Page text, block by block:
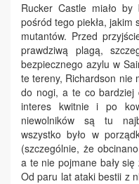
Rucker Castle miało
pośród tego piekła, jakim
mutantów. Przed
prawdziwą plagą,
bezpiecznego azylu w
te tereny, Richardson nie
do nogi, a te co bardziej
interes kwitnie i po
niewolników są tu
wszystko było w
(szczególnie, że
a te nie pojmane bały
Od paru lat ataki bestii z